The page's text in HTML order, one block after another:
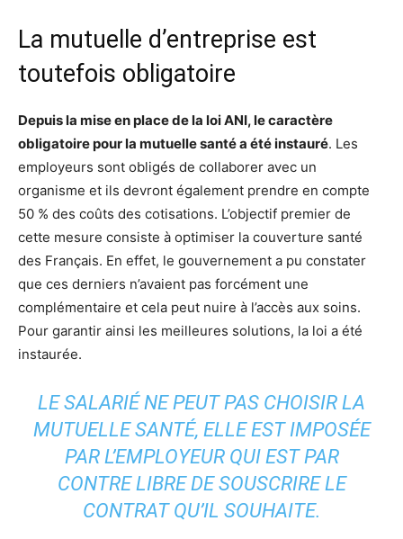
La mutuelle d’entreprise est
toutefois obligatoire
Depuis la mise en place de la loi ANI, le caractère
obligatoire pour la mutuelle santé a été instauré. Les
employeurs sont obligés de collaborer avec un
organisme et ils devront également prendre en compte
50 % des coûts des cotisations. L’objectif premier de
cette mesure consiste à optimiser la couverture santé
des Français. En effet, le gouvernement a pu constater
que ces derniers n’avaient pas forcément une
complémentaire et cela peut nuire à l’accès aux soins.
Pour garantir ainsi les meilleures solutions, la loi a été
instaurée.
LE SALARIÉ NE PEUT PAS CHOISIR LA
MUTUELLE SANTÉ, ELLE EST IMPOSÉE
PAR L’EMPLOYEUR QUI EST PAR
CONTRE LIBRE DE SOUSCRIRE LE
CONTRAT QU’IL SOUHAITE.